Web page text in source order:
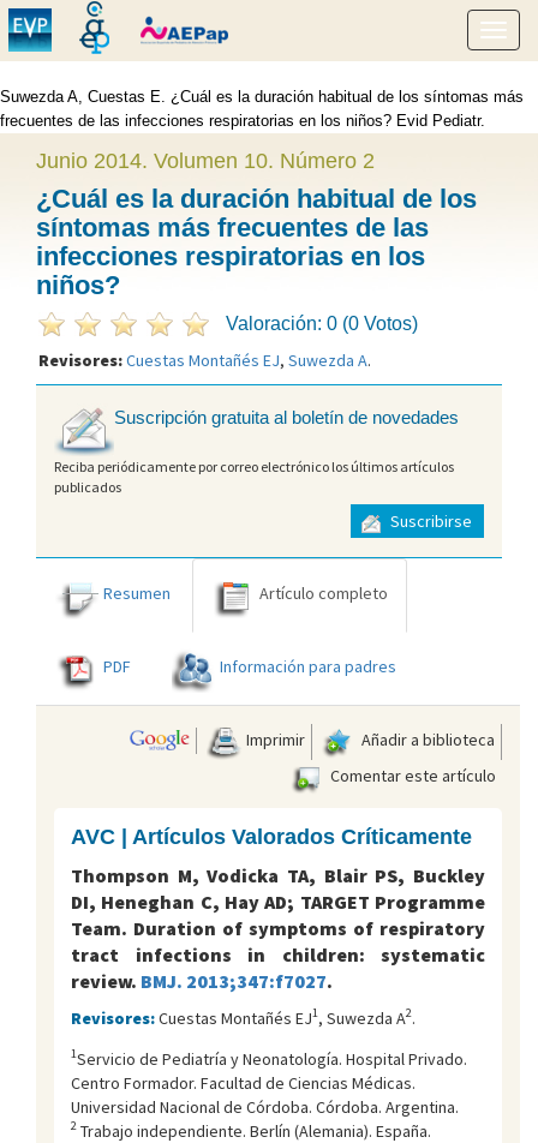
Suwezda A, Cuestas E. ¿Cuál es la duración habitual de los síntomas más
frecuentes de las infecciones respiratorias en los niños? Evid Pediatr.
menú
Junio 2014. Volumen 10. Número 2
¿Cuál es la duración habitual de los
síntomas más frecuentes de las
infecciones respiratorias en los
niños?
Valoración: 0 (0 Votos)
Revisores:Cuestas Montañés EJ, Suwezda A.
Suscripción gratuita al boletín de novedades
Reciba periódicamente por correo electrónico los últimos artículos
publicados
Suscribirse
Resumen Artículo completo
PDF Información para padres
Imprimir
Añadir a biblioteca
Comentar este artículo
AVC | Artículos Valorados Críticamente
Thompson M, Vodicka TA, Blair PS, Buckley
DI, Heneghan C, Hay AD; TARGET Programme
Team. Duration of symptoms of respiratory
tract infections in children: systematic
review. BMJ. 2013;347:f7027.
Revisores:Cuestas Montañés EJ1, Suwezda A2.
1Servicio de Pediatría y Neonatología. Hospital Privado.
Centro Formador. Facultad de Ciencias Médicas.
Universidad Nacional de Córdoba. Córdoba. Argentina.
2 Trabajo independiente. Berlí­n (Alemania). España.